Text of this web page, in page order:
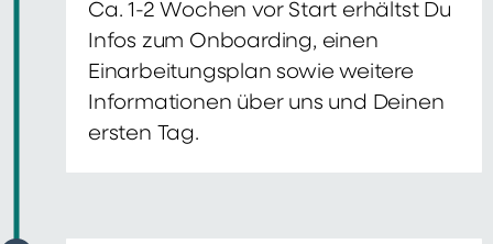
Ca. 1-2 Wochen vor Start erhältst Du
Infos zum Onboarding, einen
Einarbeitungsplan sowie weitere
Informationen über uns und Deinen
ersten Tag.